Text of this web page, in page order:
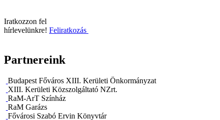
Iratkozzon fel
hírlevelünkre! Feliratkozás
Partnereink
Budapest Főváros XIII. Kerületi Önkormányzat
XIII. Kerületi Közszolgáltató NZrt.
RaM-ArT Színház
RaM Garázs
Fővárosi Szabó Ervin Könyvtár